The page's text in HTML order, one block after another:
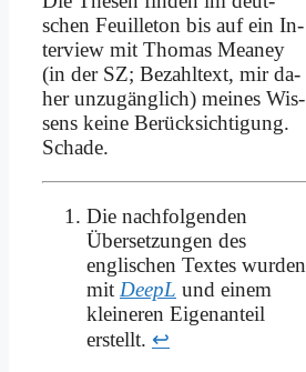
schen Feuil­le­ton bis auf ein In­
ter­view mit Tho­mas Meaney
(in der SZ; Be­zahl­text, mir da­
her un­zu­gäng­lich) mei­nes Wis­
sens kei­ne Be­rück­sich­ti­gung.
Scha­de.
Die nachfolgenden
Übersetzungen des
englischen Textes wurden
mit DeepL und einem
kleineren Eigenanteil
erstellt. ↩